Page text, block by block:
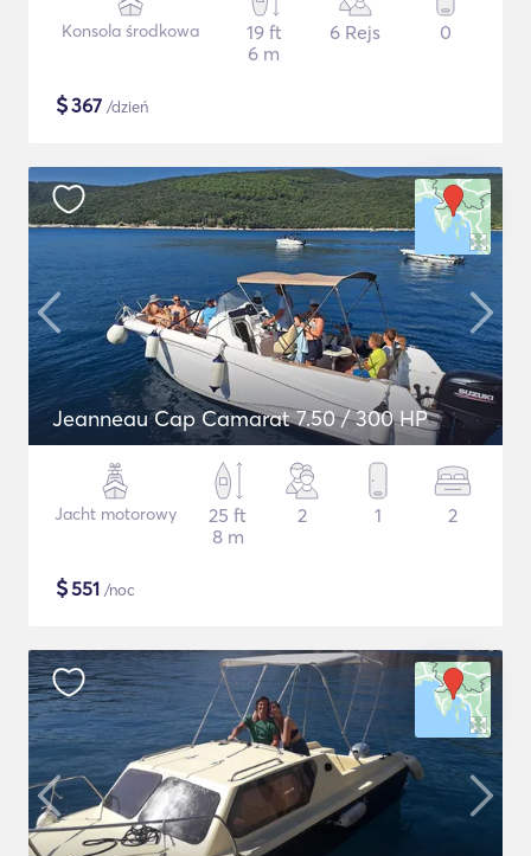
Konsola środkowa
19 ft
6 m
6 Rejs 0
$367 /dzień
Jeanneau Cap Camarat 7.50 / 300 HP
Jacht motorowy
25 ft
8 m
2 1 2
$551 /noc